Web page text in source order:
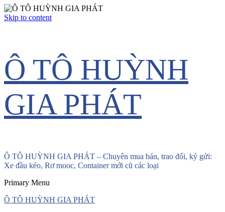
Skip to content
Ô TÔ HUỲNH
GIA PHÁT
Ô TÔ HUỲNH GIA PHÁT – Chuyên mua bán, trao đổi, ký gửi:
Xe đầu kéo, Rơ mooc, Container mới cũ các loại
Primary Menu
Ô TÔ HUỲNH GIA PHÁT